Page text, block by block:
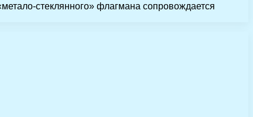
стеклянного» флагмана сопровождается